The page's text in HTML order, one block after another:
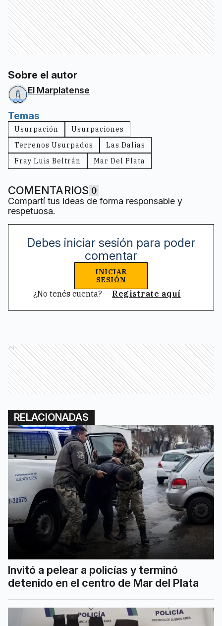
Sobre el autor
El Marplatense
Temas
Usurpación
Usurpaciones
Terrenos Usurpados
Las Dalias
Fray Luis Beltrán
Mar Del Plata
COMENTARIOS 0
Compartí tus ideas de forma responsable y
respetuosa.
Debes iniciar sesión para poder
comentar
INICIAR
SESIÓN
¿No tenés cuenta? Registrate aquí
Ads
RELACIONADAS
Invitó a pelear a policías y terminó
detenido en el centro de Mar del Plata